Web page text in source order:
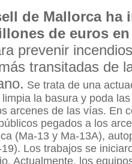
de Mallorca ha
de euros
prevenir
transitadas de
Se trata de una
la basura y poda
arcenes de las vías. En
pegados a los
(Ma-13 y Ma-13A),
Los trabajos se
Actualmente, los